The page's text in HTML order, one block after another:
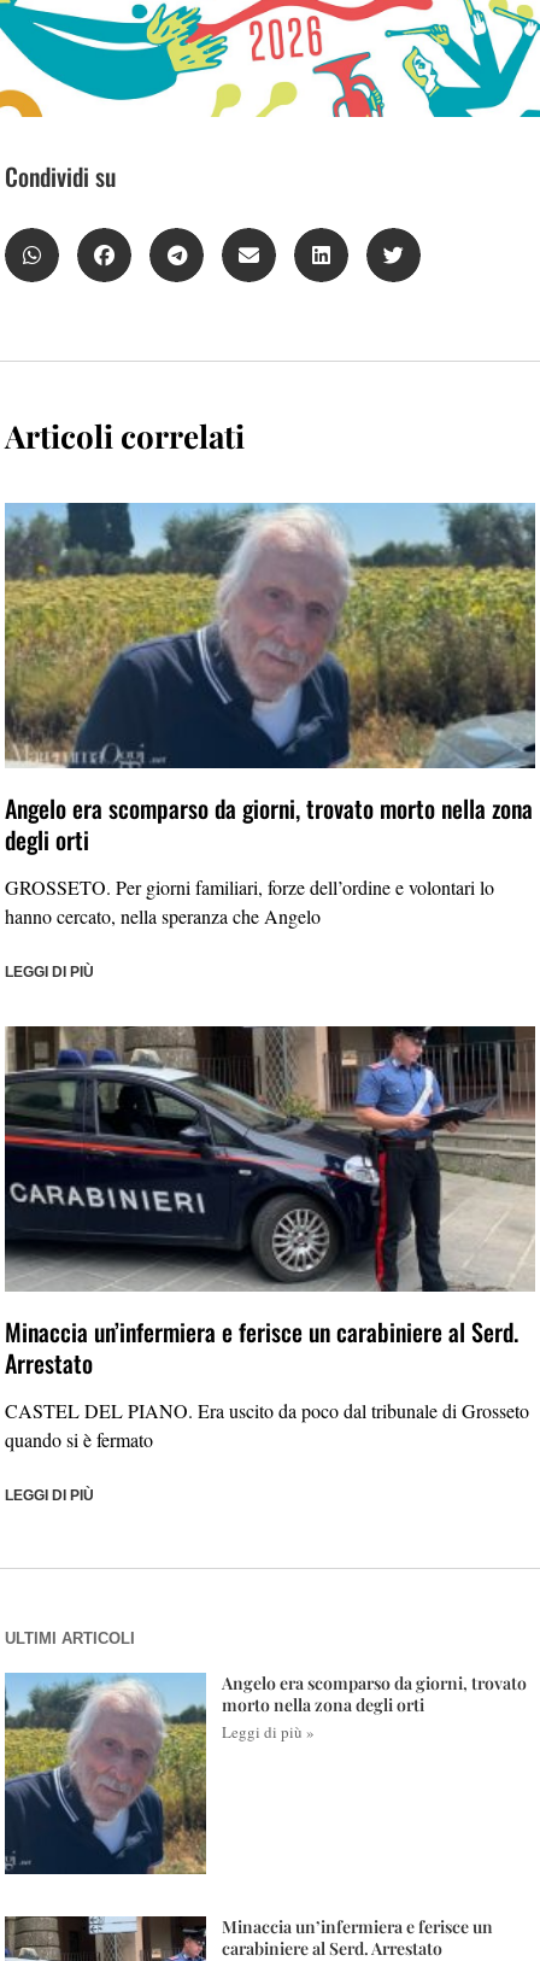
Condividi su
Articoli correlati
Angelo era scomparso da giorni, trovato morto nella zona
degli orti
GROSSETO. Per giorni familiari, forze dell’ordine e volontari lo
hanno cercato, nella speranza che Angelo
LEGGI DI PIÙ
Minaccia un’infermiera e ferisce un carabiniere al Serd.
Arrestato
CASTEL DEL PIANO. Era uscito da poco dal tribunale di Grosseto
quando si è fermato
LEGGI DI PIÙ
ULTIMI ARTICOLI
Angelo era scomparso da giorni, trovato
morto nella zona degli orti
Leggi di più »
Minaccia un’infermiera e ferisce un
carabiniere al Serd. Arrestato